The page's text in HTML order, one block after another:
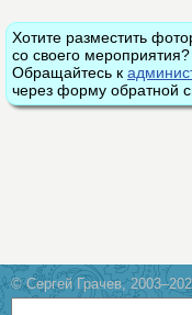
Хотите разместить
со своего мероприятия?
Обращайтесь к
через форму обратной
© Сергей Грачев,